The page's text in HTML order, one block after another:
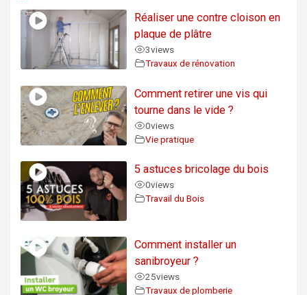
Réaliser une contre cloison en
plaque de plâtre
3views
Travaux de rénovation
Comment retirer une vis qui
tourne dans le vide ?
0views
Vie pratique
5 astuces bricolage du bois
0views
Travail du Bois
Comment installer un
sanibroyeur ?
25views
Travaux de plomberie